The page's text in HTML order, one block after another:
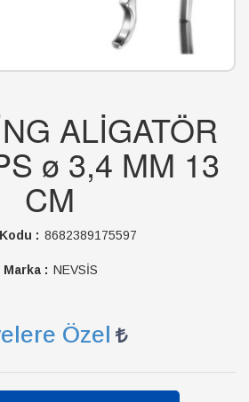
ALİGATÖR
ø 3,4 MM 13
CM
: 8682389175597
Marka : NEVSİS
Özel